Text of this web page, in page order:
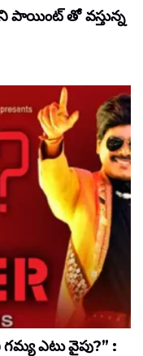
తో వస్తున్న
ఎటు వైపు?” :